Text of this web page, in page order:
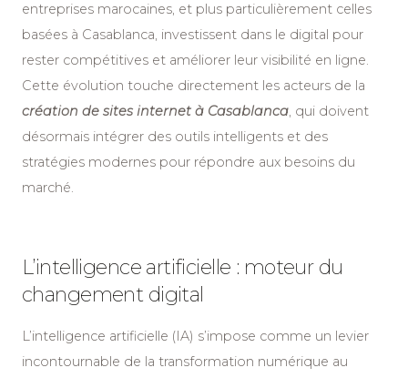
entreprises marocaines, et plus particulièrement celles
basées à Casablanca, investissent dans le digital pour
rester compétitives et améliorer leur visibilité en ligne.
Cette évolution touche directement les acteurs de la
création de sites internet à Casablanca, qui doivent
désormais intégrer des outils intelligents et des
stratégies modernes pour répondre aux besoins du
marché.
L’intelligence artificielle : moteur du
changement digital
L’intelligence artificielle (IA) s’impose comme un levier
incontournable de la transformation numérique au